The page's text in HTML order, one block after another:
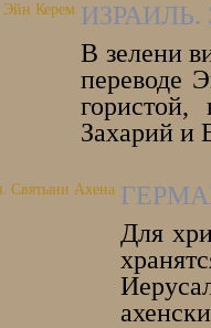
В зелени
переводе
Захарий и
Для